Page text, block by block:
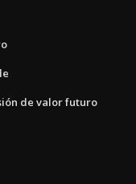
de valor futuro